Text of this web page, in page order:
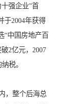
强企业”首
于2004年获得
“中国房地产百
2亿元，2007
税。
，整个后海总